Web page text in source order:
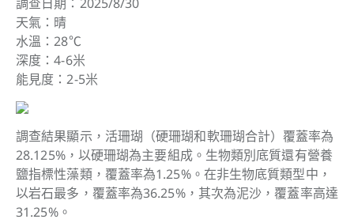
天氣：晴
水溫：28℃
深度：4-6米
能見度：2-5米
調查結果顯示，活珊瑚（硬珊瑚和軟珊瑚合計）覆蓋率為
28.125%，以硬珊瑚為主要組成。生物類別底質還有營養
鹽指標性藻類，覆蓋率為1.25%。在非生物底質類型中，
以岩石最多，覆蓋率為36.25%，其次為泥沙，覆蓋率高達
31.25%。